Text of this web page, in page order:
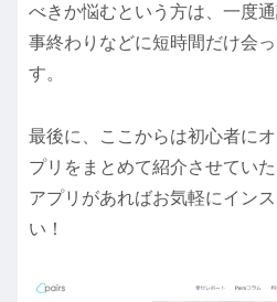
べきか悩むという方は、一度
事終わりなどに短時間だけ会
す。
最後に、ここからは初心者に
プリをまとめて紹介させてい
アプリがあればお気軽にイン
い！